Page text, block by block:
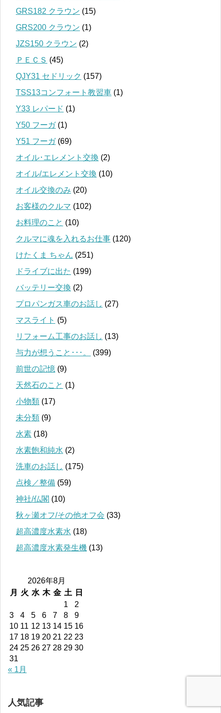
GRS182 クラウン (15)
GRS200 クラウン (1)
JZS150 クラウン (2)
ＰＥＣＳ (45)
QJY31 セドリック (157)
TSS13コンフォート教習車 (1)
Y33 レパード (1)
Y50 フーガ(1)
Y51 フーガ(69)
オイル･エレメント交換 (2)
オイル/エレメント交換 (10)
オイル交換のみ (20)
お客様のクルマ (102)
お料理のこと (10)
クルマに魂を入れるお仕事 (120)
けたくま ちゃん (251)
ドライブに出た (199)
バッテリー交換 (2)
プロパンガス車のお話し (27)
マスライト (5)
リフォーム工事のお話し (13)
与力が想うこと･･･。
(399)
前世の記憶 (9)
天然石のこと (1)
小物類 (17)
未分類 (9)
水素 (18)
水素飽和純水 (2)
洗車のお話し (175)
点検／整備 (59)
神社/仏閣 (10)
秋ヶ瀬オフ/その他オフ会 (33)
超高濃度水素水 (18)
超高濃度水素発生機 (13)
2026年8月
月
火 水 木 金 土
日
1
2
3
4 5 6 7 8
9
10 11 12 13 14 15 16
17 18 19 20 21 22 23
24 25 26 27 28 29 30
31
« 1月
人気記事